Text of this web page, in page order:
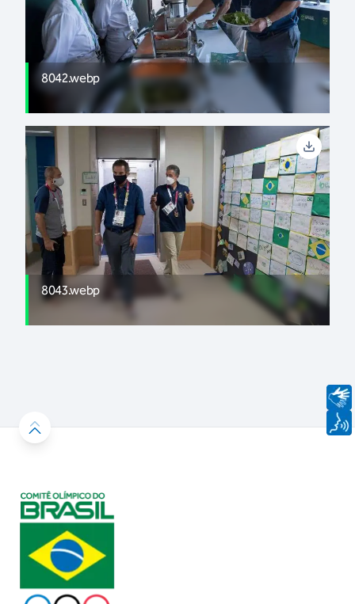
8042.webp
8043.webp